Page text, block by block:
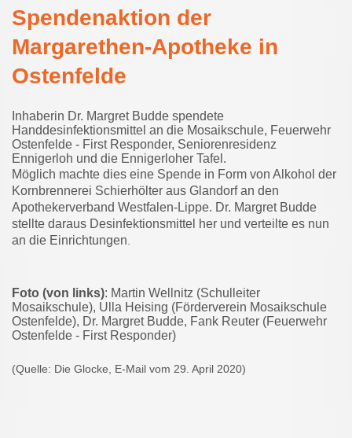
Spendenaktion der
Margarethen-Apotheke in
Ostenfelde
Inhaberin Dr. Margret Budde spendete
Handdesinfektionsmittel an die Mosaikschule, Feuerwehr
Ostenfelde - First Responder, Seniorenresidenz
Ennigerloh und die Ennigerloher Tafel.
Möglich machte dies eine Spende in Form von Alkohol der
Kornbrennerei Schierhölter aus Glandorf an den
Apothekerverband Westfalen-Lippe. Dr. Margret Budde
stellte daraus Desinfektionsmittel her und verteilte es nun
an die Einrichtungen
Foto (von links): Martin Wellnitz (Schulleiter
Mosaikschule), Ulla Heising (Förderverein Mosaikschule
Ostenfelde), Dr. Margret Budde, Fank Reuter (Feuerwehr
Ostenfelde - First Responder)
(Quelle: Die Glocke, E-Mail vom 29. April 2020)